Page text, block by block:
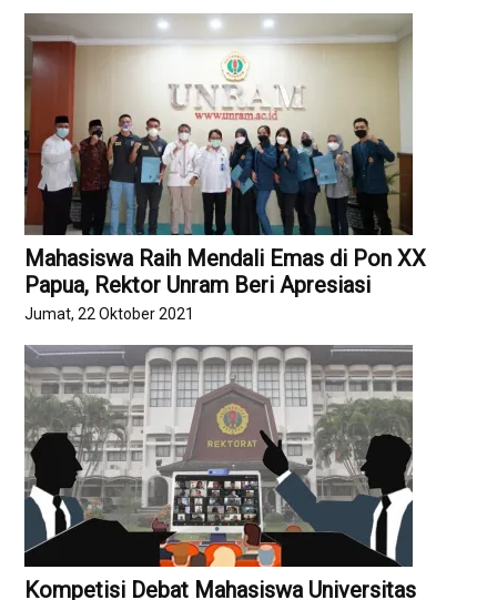
Mahasiswa Raih Mendali Emas di Pon XX
Papua, Rektor Unram Beri Apresiasi
Jumat, 22 Oktober 2021
Kompetisi Debat Mahasiswa Universitas